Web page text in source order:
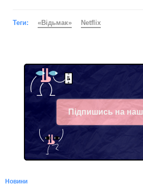
Теги: «Відьмак» Netflix
Підпишись на наш
Telegram
Новини